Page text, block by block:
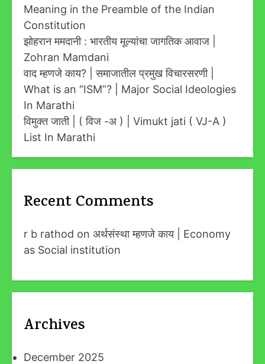
Meaning in the Preamble of the Indian
Constitution
झोहरान ममदानी : भारतीय मूल्यांचा जागतिक आवाज |
Zohran Mamdani
वाद म्हणजे काय? | समाजातील प्रमुख विचारसरणी |
What is an “ISM”? | Major Social Ideologies
In Marathi
विमुक्त जाती | ( विज -अ ) | Vimukt jati ( VJ-A )
List In Marathi
Recent Comments
r b rathod on अर्थसंस्था म्हणजे काय | Economy
as Social institution
Archives
December 2025